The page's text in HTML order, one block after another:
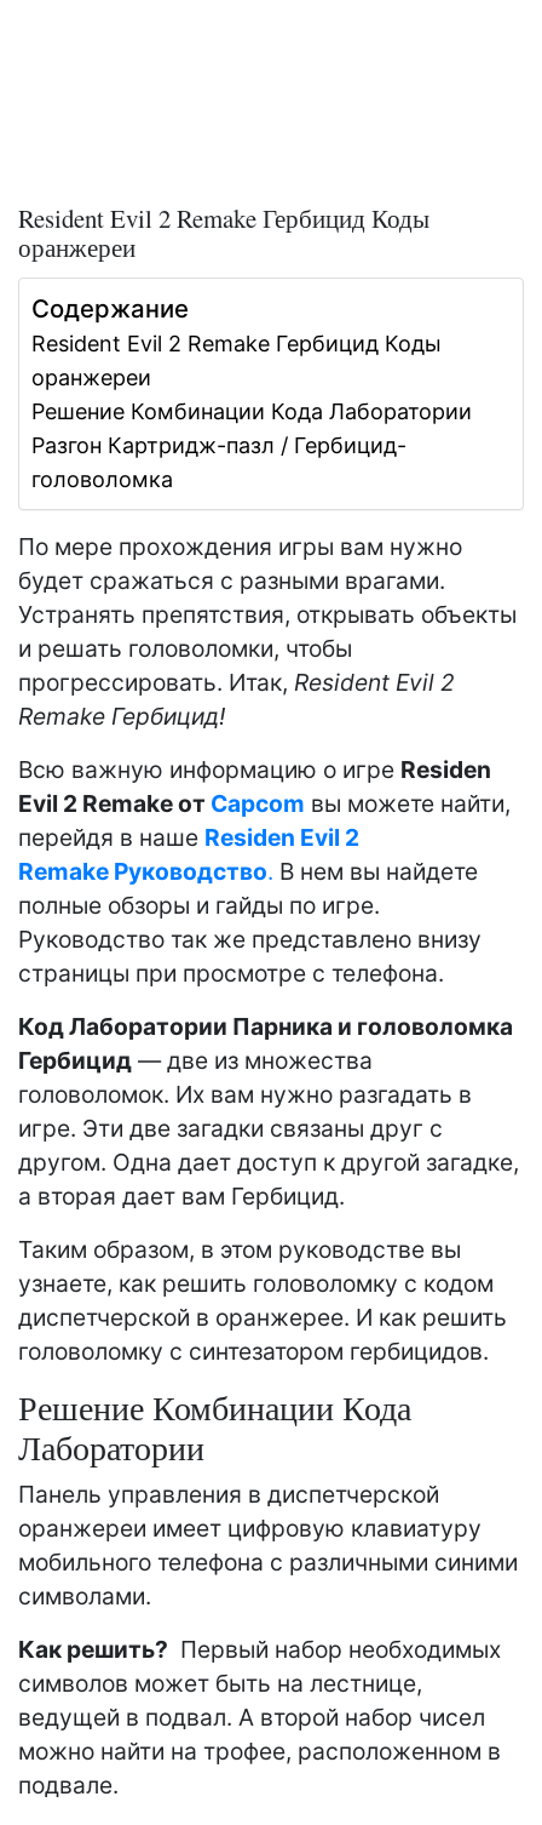
Resident Evil 2 Remake Гербицид Коды
оранжереи
Содержание
Resident Evil 2 Remake Гербицид Коды
оранжереи
Решение Комбинации Кода Лаборатории
Разгон Картридж-пазл / Гербицид-
головоломка
По мере прохождения игры вам нужно
будет сражаться с разными врагами.
Устранять препятствия, открывать объекты
и решать головоломки, чтобы
прогрессировать. Итак, Resident Evil 2
Remake Гербицид!
Всю важную информацию о игре Residen
Evil 2 Remake от Capcom вы можете найти,
перейдя в наше Residen Evil 2
Remake Руководство. В нем вы найдете
полные обзоры и гайды по игре.
Руководство так же представлено внизу
страницы при просмотре с телефона.
Код Лаборатории Парника и головоломка
Гербицид — две из множества
головоломок. Их вам нужно разгадать в
игре. Эти две загадки связаны друг с
другом. Одна дает доступ к другой загадке,
а вторая дает вам Гербицид.
Таким образом, в этом руководстве вы
узнаете, как решить головоломку с кодом
диспетчерской в ​​оранжерее. И как решить
головоломку с синтезатором гербицидов.
Решение Комбинации Кода
Лаборатории
Панель управления в диспетчерской
оранжереи имеет цифровую клавиатуру
мобильного телефона с различными синими
символами.
Как решить? Первый набор необходимых
символов может быть на лестнице,
ведущей в подвал. А второй набор чисел
можно найти на трофее, расположенном в
подвале.